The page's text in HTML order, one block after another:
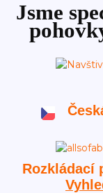
Jsme
Rozkládací